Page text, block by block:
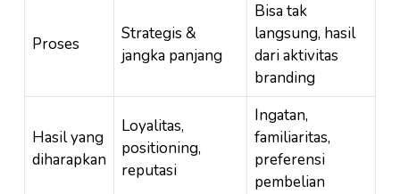
Proses
Strategis &
jangka panjang
Bisa tak
langsung, hasil
dari aktivitas
branding
Hasil yang
diharapkan
Loyalitas,
positioning,
reputasi
Ingatan,
familiaritas,
preferensi
pembelian